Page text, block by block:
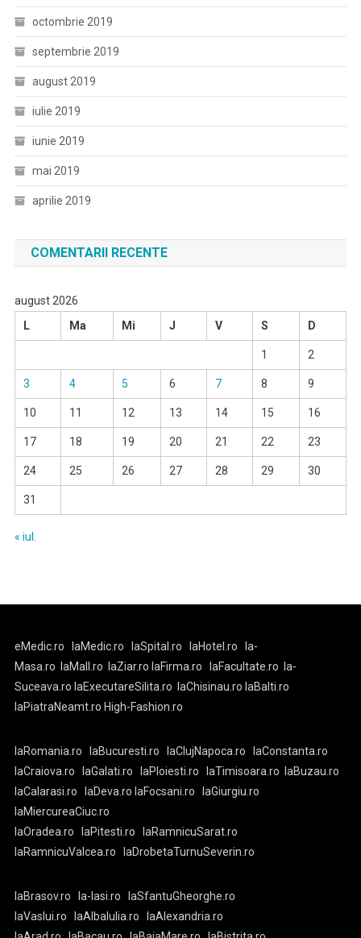
octombrie 2019
septembrie 2019
august 2019
iulie 2019
iunie 2019
mai 2019
aprilie 2019
COMENTARII RECENTE
august 2026
L
Ma Mi J V S D
1 2
3 4 5 6 7 8 9
10 11 12 13 14 15 16
17 18 19 20 21 22 23
24 25 26 27 28 29 30
31
« iul.
eMedic.ro laMedic.ro laSpital.ro laHotel.ro
la-
Masa.ro
laMall.ro laZiar.ro laFirma.ro laFacultate.ro
la-
Suceava.ro laExecutareSilita.ro laChisinau.ro laBalti.ro
laPiatraNeamt.ro High-Fashion.ro
laRomania.ro laBucuresti.ro laClujNapoca.ro
laConstanta.ro
laCraiova.ro
laGalati.ro laPloiesti.ro laTimisoara.ro
laBuzau.ro
laCalarasi.ro
laDeva.ro laFocsani.ro
laGiurgiu.ro
laMiercureaCiuc.ro
laOradea.ro
laPitesti.ro
laRamnicuSarat.ro
laRamnicuValcea.ro
laDrobetaTurnuSeverin.ro
laBrasov.ro la-Iasi.ro
laSfantuGheorghe.ro
laVaslui.ro
laAlbaIulia.ro
laAlexandria.ro